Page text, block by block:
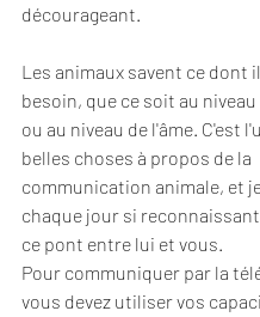
décourageant.
Les animaux savent ce dont
besoin, que ce soit au
ou au niveau de l'âme. C'est
belles choses à propos de la
communication animale, et
chaque jour si
ce pont entre lui et vous.
Pour communiquer par la
vous devez utiliser vos